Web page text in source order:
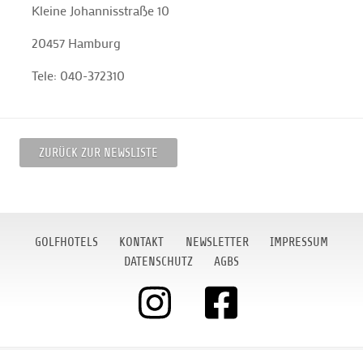
Kleine Johannisstraße 10
20457 Hamburg
Tele: 040-372310
ZURÜCK ZUR NEWSLISTE
GOLFHOTELS KONTAKT NEWSLETTER
IMPRESSUM
DATENSCHUTZ
AGBS